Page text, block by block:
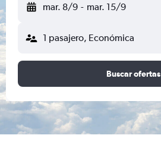
mar. 8/9 - mar. 15/9
1 pasajero, Económica
Buscar ofertas